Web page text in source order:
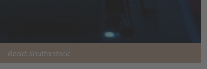
Beeld: Shutterstock